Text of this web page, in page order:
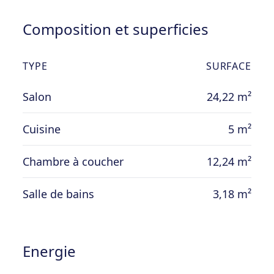
Composition et superficies
TYPE SURFACE
Salon 24,22 m²
Cuisine 5 m²
Chambre à coucher 12,24 m²
Salle de bains 3,18 m²
Energie